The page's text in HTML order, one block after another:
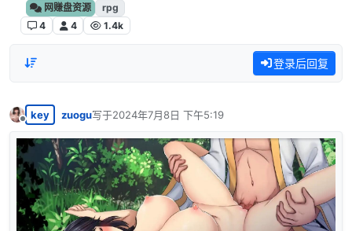
网赚盘资源
rpg
4
4 1.4k
登录后回复
离线
key zuogu写于2024年7月8日 下午5:19
最后由 编辑